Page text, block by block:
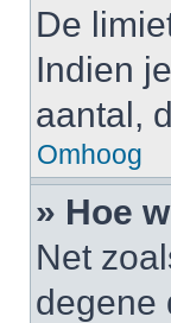
De
Indien
aantal,
Omhoog
» Hoe
Net
degene